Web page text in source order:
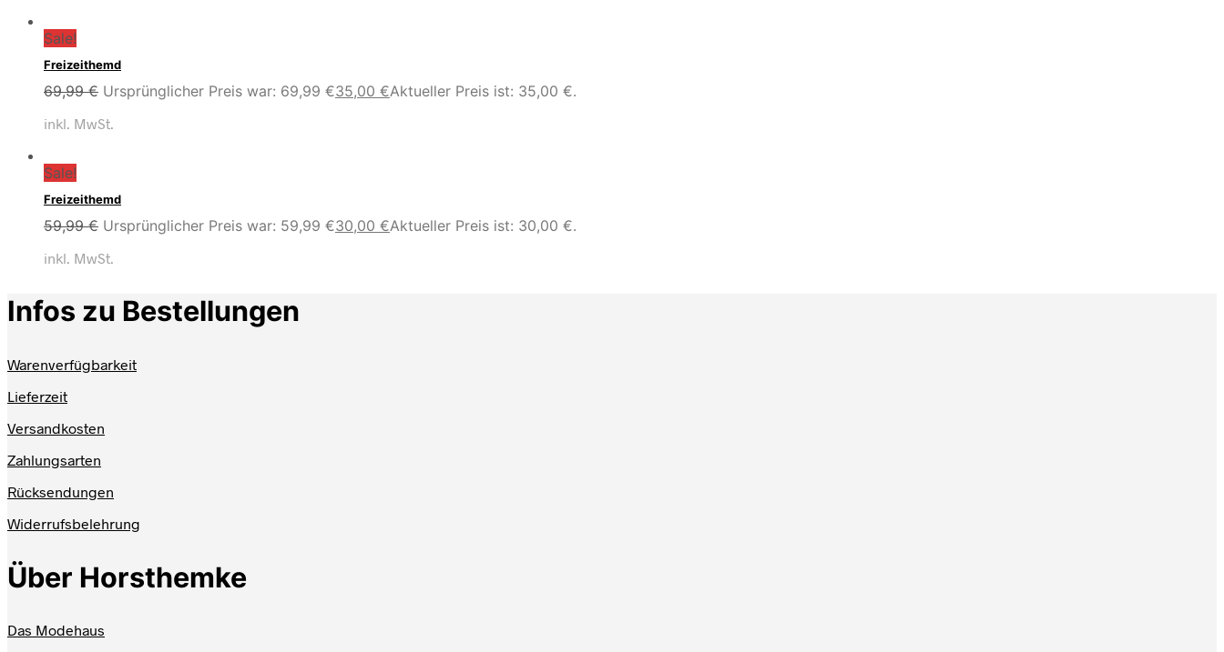
Sale!
Freizeithemd
69,99€ Ursprünglicher Preis war: 69,99 €35,00 €Aktueller Preis ist: 35,00 €.
inkl. MwSt.
Sale!
Freizeithemd
59,99€ Ursprünglicher Preis war: 59,99 €30,00 €Aktueller Preis ist: 30,00 €.
inkl. MwSt.
Infos zu Bestellungen
Warenverfügbarkeit
Lieferzeit
Versandkosten
Zahlungsarten
Rücksendungen
Widerrufsbelehrung
Über Horsthemke
Das Modehaus